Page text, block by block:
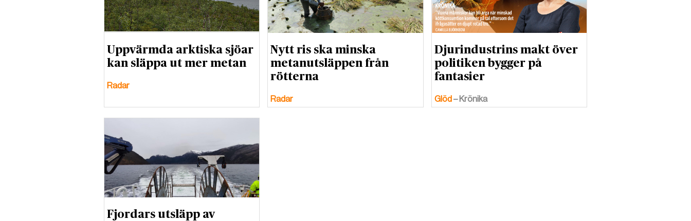
Uppvärmda arktiska sjöar
kan släppa ut mer metan
Radar
Nytt ris ska minska
metanutsläppen från
rötterna
Radar
Djurindustrins makt över
politiken bygger på
fantasier
Glöd – Krönika
Fjordars utsläpp av